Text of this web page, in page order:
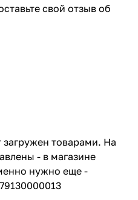
свой отзыв об
товарами. На
- в магазине
нужно еще -